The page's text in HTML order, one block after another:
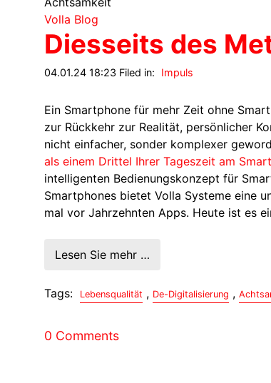
Volla Blog
Diesseits des
04.01.24 18:23 Filed in: Impuls
Ein Smartphone für mehr Zeit ohne
zur Rückkehr zur Realität, persönlicher
nicht einfacher, sonder komplexer
als einem Drittel Ihrer Tageszeit am
intelligenten Bedienungskonzept für
Smartphones bietet Volla Systeme eine
mal vor Jahrzehnten Apps. Heute ist es
Lesen Sie mehr …
Tags: Lebensqualität , De-Digitalisierung ,
0 Comments